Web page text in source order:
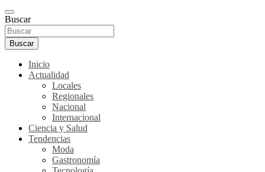
Buscar
Buscar
Inicio
Actualidad
Locales
Regionales
Nacional
Internacional
Ciencia y Salud
Tendencias
Moda
Gastronomía